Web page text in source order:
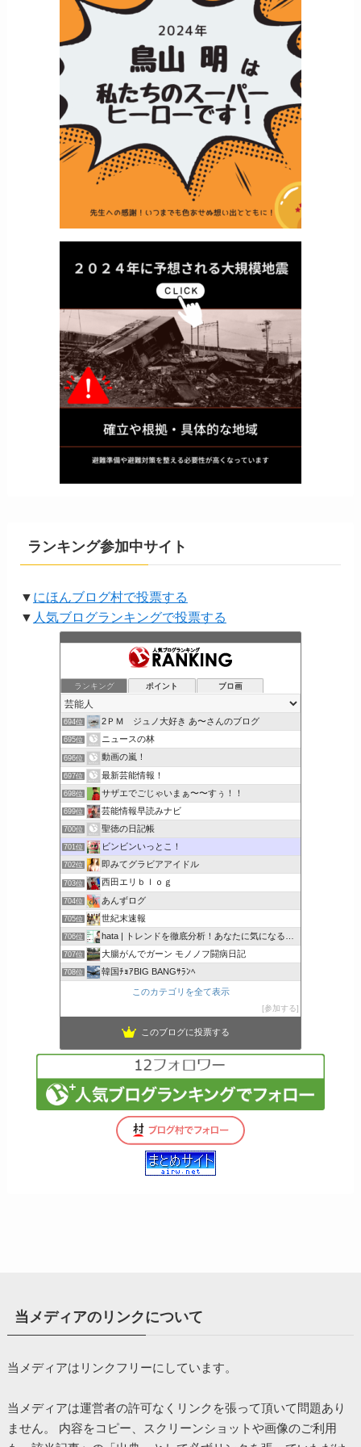
ランキング参加中サイト
▼ にほんブログ村で投票する
▼ 人気ブログランキングで投票する
ランキング ポイント ブロ画
694位 2ＰＭ ジュノ大好き あ〜さんのブログ
695位 ニュースの林
696位 動画の嵐！
697位 最新芸能情報！
698位 サザエでごじゃいまぁ〜〜すぅ！！
699位 芸能情報早読みナビ
700位 聖徳の日記帳
701位 ビンビンいっとこ！
702位 即みてグラビアアイドル
703位 西田エリｂｌｏｇ
704位 あんずログ
705位 世紀末速報
706位 hata | トレンドを徹底分析！あなたに気になるここで解決
707位 大腸がんでガーン モノノフ闘病日記
708位 韓国ﾁｮｱBIG BANGｻﾗﾝﾍ
このカテゴリを全て表示
参加する
このブログに投票する
当メディアのリンクについて
当メディアはリンクフリーにしています。
当メディアは運営者の許可なくリンクを張って頂いて問題あり
ません。 内容をコピー、スクリーンショットや画像のご利用